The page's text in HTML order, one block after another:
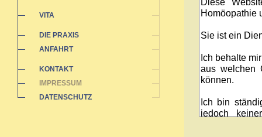
VITA
DIE PRAXIS
ANFAHRT
KONTAKT
IMPRESSUM
DATENSCHUTZ